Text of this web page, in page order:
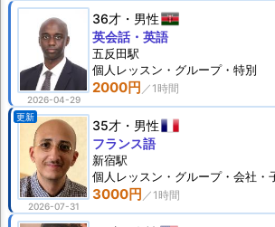
2026-04-29
36才 男性
2000円
英会話・英語
五反田駅
個人 レッスン ・グループ・特別
更新
2026-07-31
35才 男性
3000円
フランス語
新宿駅
個人 レッスン ・グループ・会社・